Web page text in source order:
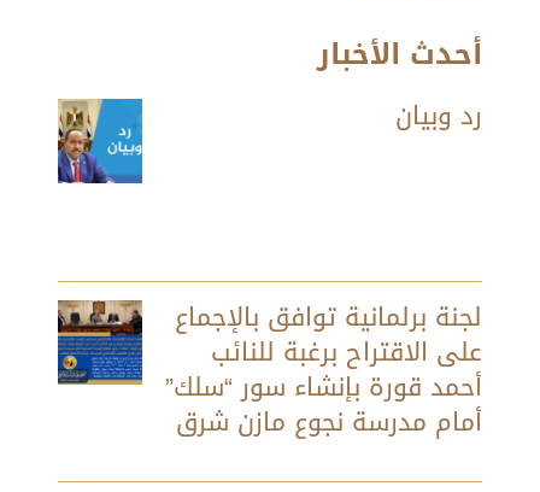
أحدث الأخبار
رد وبيان
لجنة برلمانية توافق بالإجماع
على الاقتراح برغبة للنائب
أحمد قورة بإنشاء سور “سلك”
أمام مدرسة نجوع مازن شرق